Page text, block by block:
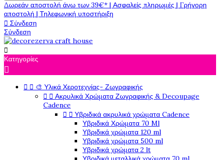
Δωρεάν αποστολή άνω των 39€* | Ασφαλείς πληρωμές | Γρήγορη
αποστολή | Τηλεφωνική υποστήριξη
 Σύνδεση
Σύνδεση

Κατηγορίες

  🎨 Υλικά Χεροτεχνίας- Ζωγραφικής
  Ακρυλικά Χρώματα Ζωγραφικής & Decoupage
Cadence
  Υβριδικά ακρυλικά χρώματα Cadence
Υβριδικά Χρώματα 70 Ml
Υβριδικά χρώματα 120 ml
Υβριδικά χρώματα 500 ml
Υβριδικά χρώματα 2 lt